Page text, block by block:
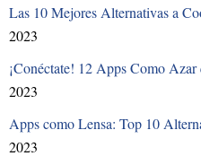
Las 10 Mejores Alternativas a
2023
¡Conéctate! 12 Apps Como Azar
2023
Apps como Lensa: Top 10
2023